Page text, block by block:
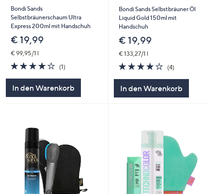
Bondi Sands
Selbstbräunerschaum Ultra
Express 200ml mit Handschuh
€ 19,99
€ 99,95/1 l
4.0
von
(1)1
In den Warenkorb
Bondi Sands Selbstbräuner Öl
Liquid Gold 150ml mit
Handschuh
€ 19,99
€ 133,27/1 l
3.8
von
(4)4
In den Warenkorb